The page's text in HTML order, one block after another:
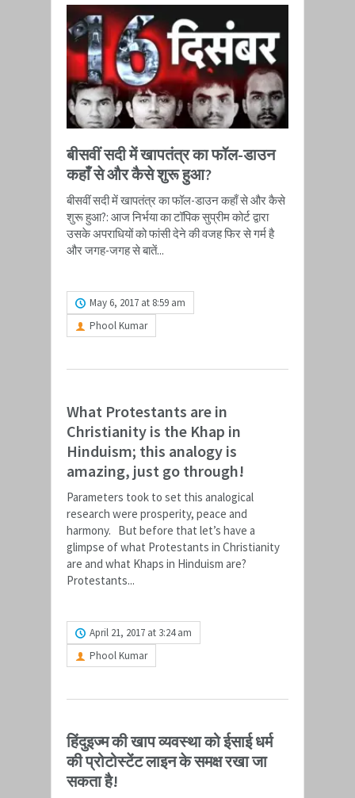
बीसवीं सदी में खापतंत्र का फॉल-डाउन
कहाँ से और कैसे शुरू हुआ?
बीसवीं सदी में खापतंत्र का फॉल-डाउन कहाँ से और कैसे
शुरू हुआ?: आज निर्भया का टॉपिक सुप्रीम कोर्ट द्वारा
उसके अपराधियों को फांसी देने की वजह फिर से गर्म है
और जगह-जगह से बातें...
May 6, 2017 at 8:59 am
Phool Kumar
What Protestants are in
Christianity is the Khap in
Hinduism; this analogy is
amazing, just go through!
Parameters took to set this analogical
research were prosperity, peace and
harmony. But before that let’s have a
glimpse of what Protestants in Christianity
are and what Khaps in Hinduism are?
Protestants...
April 21, 2017 at 3:24 am
Phool Kumar
हिंदुइज्म की खाप व्यवस्था को ईसाई धर्म
की प्रोटोस्टेंट लाइन के समक्ष रखा जा
सकता है!